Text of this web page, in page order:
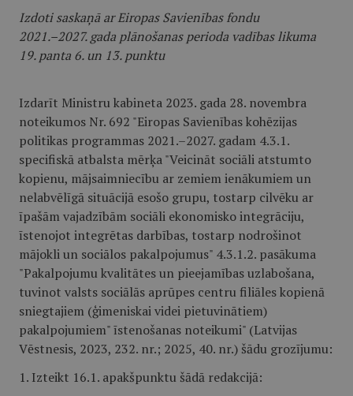
Izdoti saskaņā ar Eiropas Savienības fondu
2021.–2027. gada plānošanas perioda vadības likuma
19. panta 6. un 13. punktu
Izdarīt Ministru kabineta 2023. gada 28. novembra
noteikumos Nr. 692 "Eiropas Savienības kohēzijas
politikas programmas 2021.–2027. gadam 4.3.1.
specifiskā atbalsta mērķa "Veicināt sociāli atstumto
kopienu, mājsaimniecību ar zemiem ienākumiem un
nelabvēlīgā situācijā esošo grupu, tostarp cilvēku ar
īpašām vajadzībām sociāli ekonomisko integrāciju,
īstenojot integrētas darbības, tostarp nodrošinot
mājokli un sociālos pakalpojumus" 4.3.1.2. pasākuma
"Pakalpojumu kvalitātes un pieejamības uzlabošana,
tuvinot valsts sociālās aprūpes centru filiāles kopienā
sniegtajiem (ģimeniskai videi pietuvinātiem)
pakalpojumiem" īstenošanas noteikumi" (Latvijas
Vēstnesis, 2023, 232. nr.; 2025, 40. nr.) šādu grozījumu:
1. Izteikt 16.1. apakšpunktu šādā redakcijā: